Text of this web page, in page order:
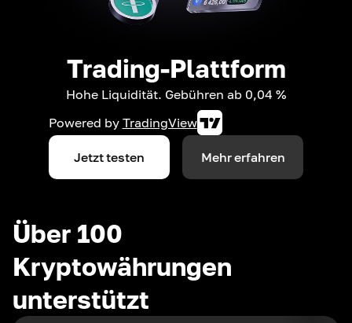
Trading-Plattform
Hohe Liquidität. Gebühren ab 0,04 %
Powered by TradingView
Jetzt testen Mehr erfahren
Über 100
Kryptowährungen
unterstützt